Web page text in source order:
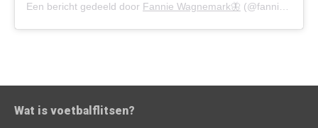
Een bericht gedeeld door Fannie Wagnemark🦋 (@fanniewagnemark) op
Wat is voetbalflitsen?